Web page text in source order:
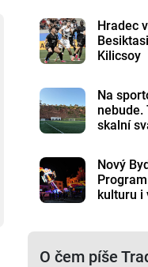
Hradec
Kilicsoy
Na
nebude.
skalní
Nový
kulturu i
O čem píše